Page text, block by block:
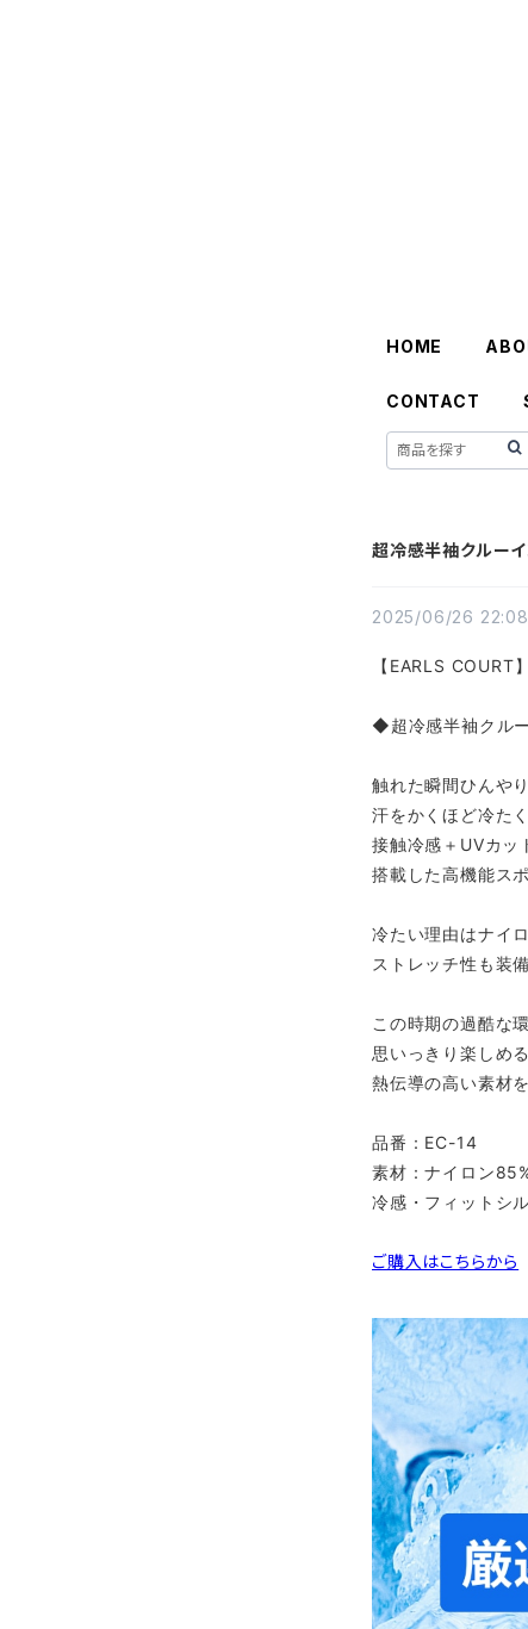
HOME
CONTACT
超冷感半袖クルー
2025/06/26 22:08
【EARLS COURT】
◆超冷感半袖クル
触れた瞬間ひんやり
汗をかくほど冷た
接触冷感＋UVカッ
搭載した高機能ス
冷たい理由はナイ
ストレッチ性も装
この時期の過酷な
思いっきり楽しめ
熱伝導の高い素材
品番：EC-14
素材：ナイロン
冷感・フィットシ
ご購入はこちらから